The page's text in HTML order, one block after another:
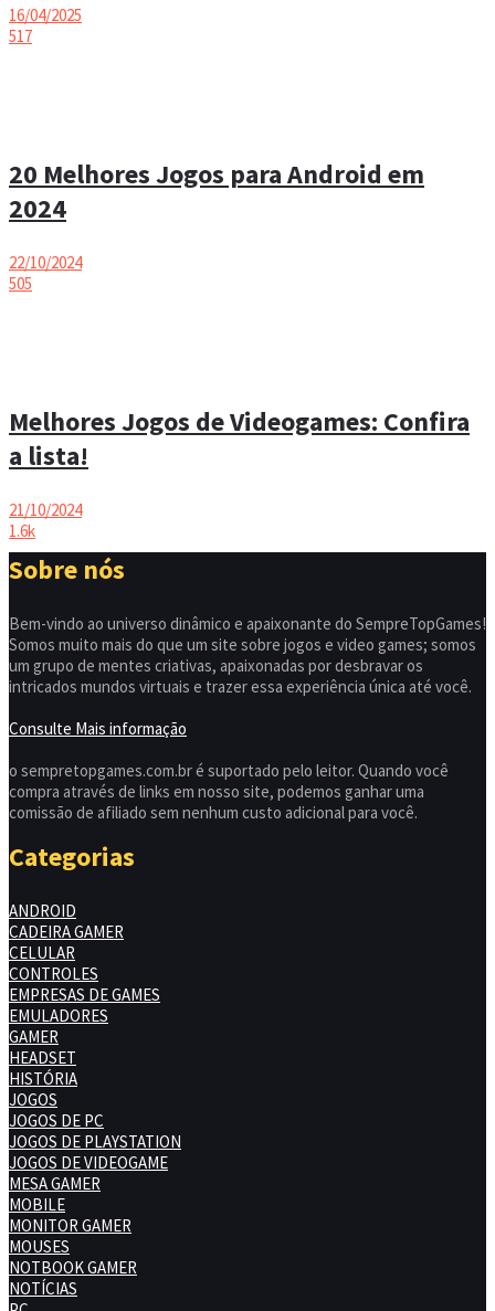
16/04/2025
517
20 Melhores Jogos para Android em
2024
22/10/2024
505
Melhores Jogos de Videogames: Confira
a lista!
21/10/2024
1.6k
Sobre nós
Bem-vindo ao universo dinâmico e apaixonante do SempreTopGames!
Somos muito mais do que um site sobre jogos e video games; somos
um grupo de mentes criativas, apaixonadas por desbravar os
intricados mundos virtuais e trazer essa experiência única até você.
Consulte Mais informação
o sempretopgames.com.br é suportado pelo leitor. Quando você
compra através de links em nosso site, podemos ganhar uma
comissão de afiliado sem nenhum custo adicional para você.
Categorias
ANDROID
CADEIRA GAMER
CELULAR
CONTROLES
EMPRESAS DE GAMES
EMULADORES
GAMER
HEADSET
HISTÓRIA
JOGOS
JOGOS DE PC
JOGOS DE PLAYSTATION
JOGOS DE VIDEOGAME
MESA GAMER
MOBILE
MONITOR GAMER
MOUSES
NOTBOOK GAMER
NOTÍCIAS